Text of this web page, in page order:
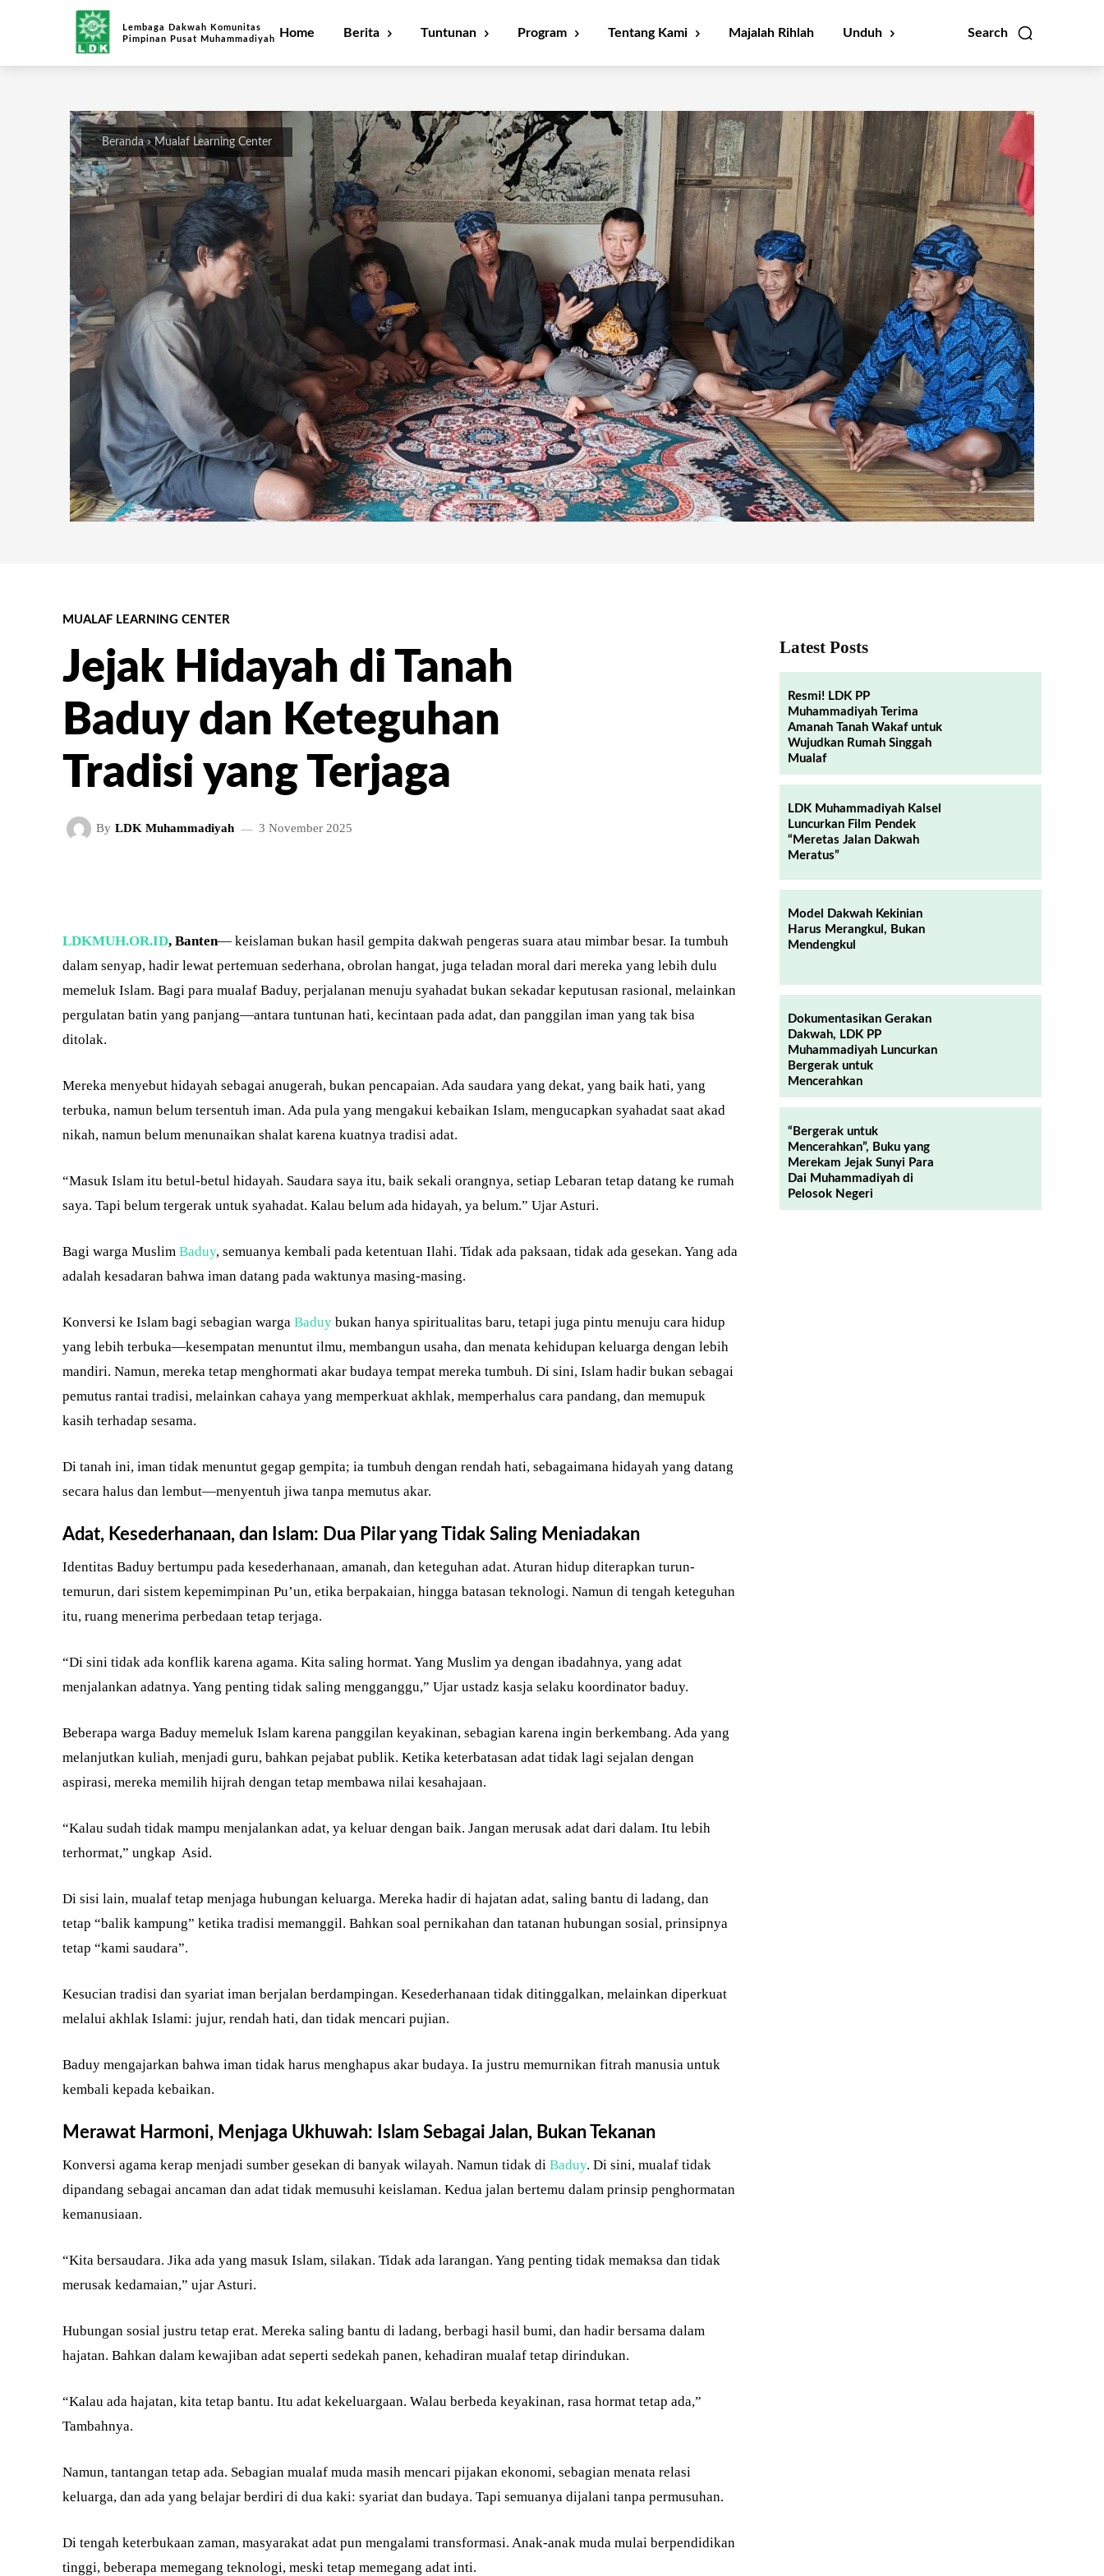
Lembaga Dakwah Komunitas
Pimpinan Pusat Muhammadiyah
Search
Home Berita Tuntunan Program Tentang Kami Majalah Rihlah Unduh
Beranda Mualaf Learning Center
MUALAF LEARNING CENTER
Jejak Hidayah di Tanah
Baduy dan Keteguhan
Tradisi yang Terjaga
By LDK Muhammadiyah 3 November 2025
LDKMUH.OR.ID, Banten— keislaman bukan hasil gempita dakwah pengeras suara atau mimbar besar. Ia tumbuh
dalam senyap, hadir lewat pertemuan sederhana, obrolan hangat, juga teladan moral dari mereka yang lebih dulu
memeluk Islam. Bagi para mualaf Baduy, perjalanan menuju syahadat bukan sekadar keputusan rasional, melainkan
pergulatan batin yang panjang—antara tuntunan hati, kecintaan pada adat, dan panggilan iman yang tak bisa
ditolak.
Mereka menyebut hidayah sebagai anugerah, bukan pencapaian. Ada saudara yang dekat, yang baik hati, yang
terbuka, namun belum tersentuh iman. Ada pula yang mengakui kebaikan Islam, mengucapkan syahadat saat akad
nikah, namun belum menunaikan shalat karena kuatnya tradisi adat.
“Masuk Islam itu betul-betul hidayah. Saudara saya itu, baik sekali orangnya, setiap Lebaran tetap datang ke rumah
saya. Tapi belum tergerak untuk syahadat. Kalau belum ada hidayah, ya belum.” Ujar Asturi.
Bagi warga Muslim Baduy, semuanya kembali pada ketentuan Ilahi. Tidak ada paksaan, tidak ada gesekan. Yang ada
adalah kesadaran bahwa iman datang pada waktunya masing-masing.
Konversi ke Islam bagi sebagian warga Baduy bukan hanya spiritualitas baru, tetapi juga pintu menuju cara hidup
yang lebih terbuka—kesempatan menuntut ilmu, membangun usaha, dan menata kehidupan keluarga dengan lebih
mandiri. Namun, mereka tetap menghormati akar budaya tempat mereka tumbuh. Di sini, Islam hadir bukan sebagai
pemutus rantai tradisi, melainkan cahaya yang memperkuat akhlak, memperhalus cara pandang, dan memupuk
kasih terhadap sesama.
Di tanah ini, iman tidak menuntut gegap gempita; ia tumbuh dengan rendah hati, sebagaimana hidayah yang datang
secara halus dan lembut—menyentuh jiwa tanpa memutus akar.
Adat, Kesederhanaan, dan Islam: Dua Pilar yang Tidak Saling Meniadakan
Identitas Baduy bertumpu pada kesederhanaan, amanah, dan keteguhan adat. Aturan hidup diterapkan turun-
temurun, dari sistem kepemimpinan Pu’un, etika berpakaian, hingga batasan teknologi. Namun di tengah keteguhan
itu, ruang menerima perbedaan tetap terjaga.
“Di sini tidak ada konflik karena agama. Kita saling hormat. Yang Muslim ya dengan ibadahnya, yang adat
menjalankan adatnya. Yang penting tidak saling mengganggu,” Ujar ustadz kasja selaku koordinator baduy.
Beberapa warga Baduy memeluk Islam karena panggilan keyakinan, sebagian karena ingin berkembang. Ada yang
melanjutkan kuliah, menjadi guru, bahkan pejabat publik. Ketika keterbatasan adat tidak lagi sejalan dengan
aspirasi, mereka memilih hijrah dengan tetap membawa nilai kesahajaan.
“Kalau sudah tidak mampu menjalankan adat, ya keluar dengan baik. Jangan merusak adat dari dalam. Itu lebih
terhormat,” ungkap Asid.
Di sisi lain, mualaf tetap menjaga hubungan keluarga. Mereka hadir di hajatan adat, saling bantu di ladang, dan
tetap “balik kampung” ketika tradisi memanggil. Bahkan soal pernikahan dan tatanan hubungan sosial, prinsipnya
tetap “kami saudara”.
Kesucian tradisi dan syariat iman berjalan berdampingan. Kesederhanaan tidak ditinggalkan, melainkan diperkuat
melalui akhlak Islami: jujur, rendah hati, dan tidak mencari pujian.
Baduy mengajarkan bahwa iman tidak harus menghapus akar budaya. Ia justru memurnikan fitrah manusia untuk
kembali kepada kebaikan.
Merawat Harmoni, Menjaga Ukhuwah: Islam Sebagai Jalan, Bukan Tekanan
Konversi agama kerap menjadi sumber gesekan di banyak wilayah. Namun tidak di Baduy. Di sini, mualaf tidak
dipandang sebagai ancaman dan adat tidak memusuhi keislaman. Kedua jalan bertemu dalam prinsip penghormatan
kemanusiaan.
“Kita bersaudara. Jika ada yang masuk Islam, silakan. Tidak ada larangan. Yang penting tidak memaksa dan tidak
merusak kedamaian,” ujar Asturi.
Hubungan sosial justru tetap erat. Mereka saling bantu di ladang, berbagi hasil bumi, dan hadir bersama dalam
hajatan. Bahkan dalam kewajiban adat seperti sedekah panen, kehadiran mualaf tetap dirindukan.
“Kalau ada hajatan, kita tetap bantu. Itu adat kekeluargaan. Walau berbeda keyakinan, rasa hormat tetap ada,”
Tambahnya.
Namun, tantangan tetap ada. Sebagian mualaf muda masih mencari pijakan ekonomi, sebagian menata relasi
keluarga, dan ada yang belajar berdiri di dua kaki: syariat dan budaya. Tapi semuanya dijalani tanpa permusuhan.
Di tengah keterbukaan zaman, masyarakat adat pun mengalami transformasi. Anak-anak muda mulai berpendidikan
tinggi, beberapa memegang teknologi, meski tetap memegang adat inti.
Latest Posts
Resmi! LDK PP
Muhammadiyah Terima
Amanah Tanah Wakaf untuk
Wujudkan Rumah Singgah
Mualaf
LDK Muhammadiyah Kalsel
Luncurkan Film Pendek
“Meretas Jalan Dakwah
Meratus”
Model Dakwah Kekinian
Harus Merangkul, Bukan
Mendengkul
Dokumentasikan Gerakan
Dakwah, LDK PP
Muhammadiyah Luncurkan
Bergerak untuk
Mencerahkan
“Bergerak untuk
Mencerahkan”, Buku yang
Merekam Jejak Sunyi Para
Dai Muhammadiyah di
Pelosok Negeri